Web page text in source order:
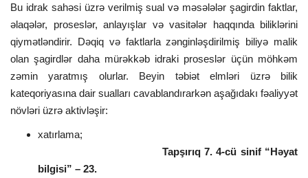
Bu idrak sahəsi üzrə verilmiş sual və məsələlər şagirdin faktlar,
əlaqələr, proseslər, anlayışlar və vasitələr haqqında biliklərini
qiymətləndirir. Dəqiq və faktlarla zənginləşdirilmiş biliyə malik
olan şagirdlər daha mürəkkəb idraki proseslər üçün möhkəm
zəmin yaratmış olurlar. Beyin təbiət elmləri üzrə bilik
kateqoriyasına dair sualları cavablandırarkən aşağıdakı fəaliyyət
növləri üzrə aktivləşir:
xatırlama;
Tapşırıq 7. 4-cü sinif “Həyat
bilgisi” – 23.